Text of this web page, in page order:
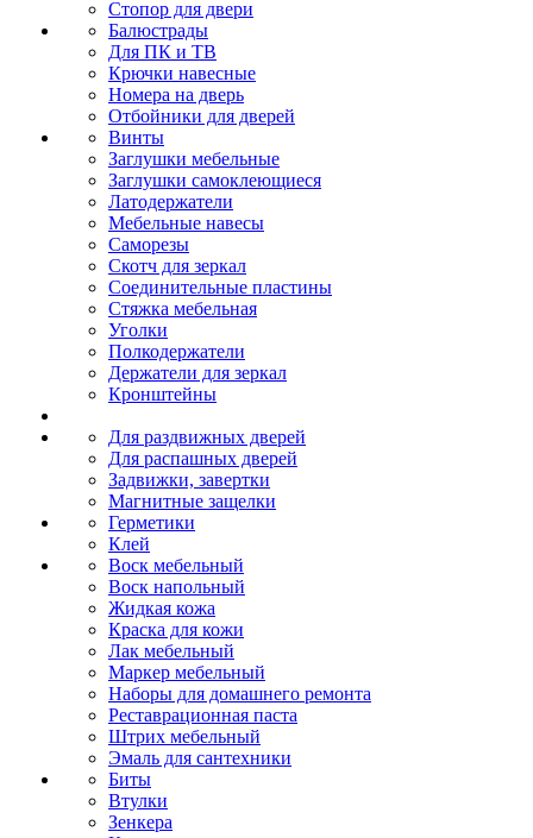
Стопор для двери
Балюстрады
Для ПК и ТВ
Крючки навесные
Номера на дверь
Отбойники для дверей
Винты
Заглушки мебельные
Заглушки самоклеющиеся
Латодержатели
Мебельные навесы
Саморезы
Скотч для зеркал
Соединительные пластины
Стяжка мебельная
Уголки
Полкодержатели
Держатели для зеркал
Кронштейны
Для раздвижных дверей
Для распашных дверей
Задвижки, завертки
Магнитные защелки
Герметики
Клей
Воск мебельный
Воск напольный
Жидкая кожа
Краска для кожи
Лак мебельный
Маркер мебельный
Наборы для домашнего ремонта
Реставрационная паста
Штрих мебельный
Эмаль для сантехники
Биты
Втулки
Зенкера